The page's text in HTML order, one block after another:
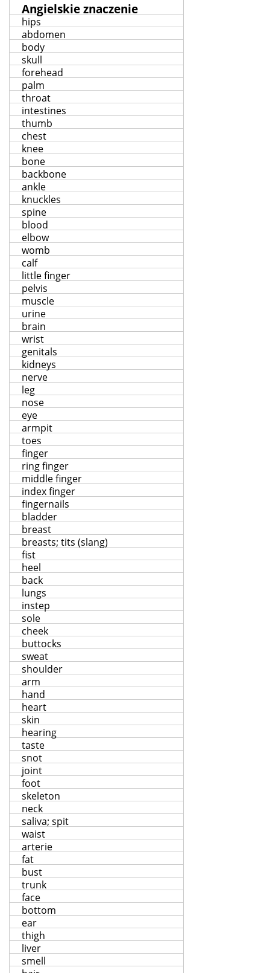
Angielskie znaczenie
hips
abdomen
body
skull
forehead
palm
throat
intestines
thumb
chest
knee
bone
backbone
ankle
knuckles
spine
blood
elbow
womb
calf
little finger
pelvis
muscle
urine
brain
wrist
genitals
kidneys
nerve
leg
nose
eye
armpit
toes
finger
ring finger
middle finger
index finger
fingernails
bladder
breast
breasts; tits (slang)
fist
heel
back
lungs
instep
sole
cheek
buttocks
sweat
shoulder
arm
hand
heart
skin
hearing
taste
snot
joint
foot
skeleton
neck
saliva; spit
waist
arterie
fat
bust
trunk
face
bottom
ear
thigh
liver
smell